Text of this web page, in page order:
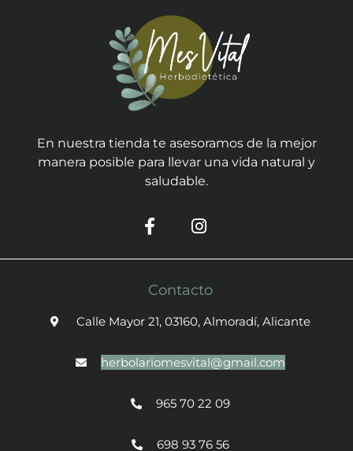
En nuestra tienda te asesoramos de la mejor
manera posible para llevar una vida natural y
saludable.
Contacto
Calle Mayor 21, 03160, Almoradí, Alicante
herbolariomesvital@gmail.com
965 70 22 09
698 93 76 56